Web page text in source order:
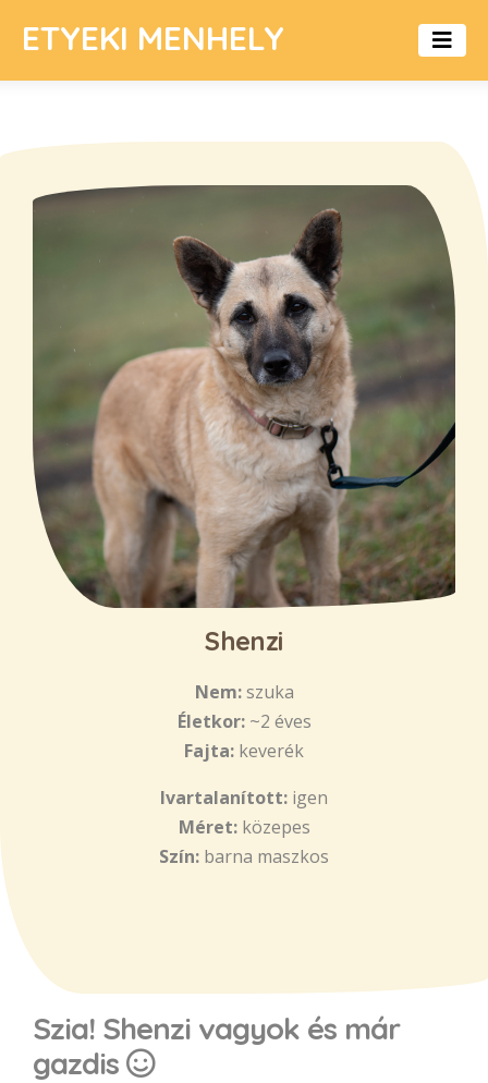
ETYEKI MENHELY
Shenzi
Nem:szuka
Életkor: ~2 éves
Fajta: keverék
Ivartalanított: igen
Méret: közepes
Szín: barna maszkos
Szia! Shenzi vagyok és már
gazdis